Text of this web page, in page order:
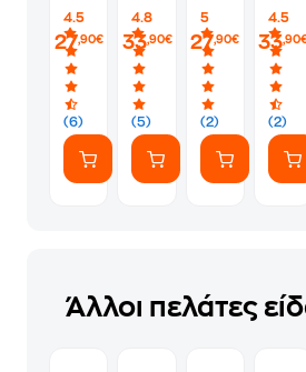
Land
4.5
(6)
27,90€
4.8
(5)
33,90€
5
(2)
27,90€
4.5
(2)
33
Άλλοι πελάτες